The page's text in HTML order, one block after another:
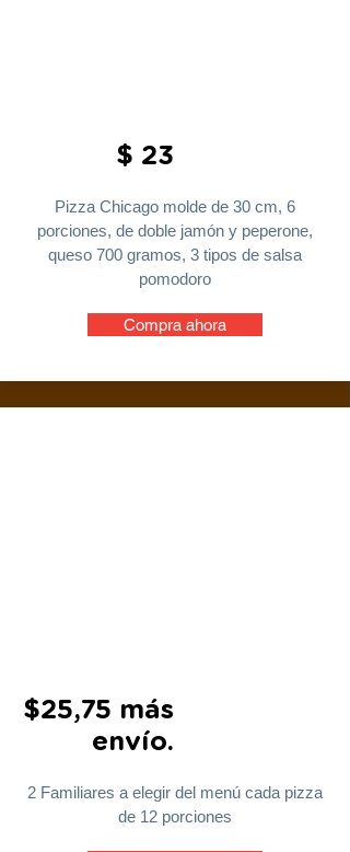
$ 23
Pizza Chicago molde de 30 cm, 6
porciones, de doble jamón y peperone,
queso 700 gramos, 3 tipos de salsa
pomodoro
Compra ahora
$25,75 más
envío.
2 Familiares a elegir del menú cada pizza
de 12 porciones